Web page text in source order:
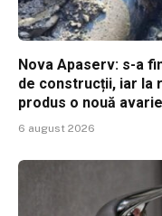
Nova Apaserv: s-a
de construcții, iar la
produs o nouă avarie
6 august 2026